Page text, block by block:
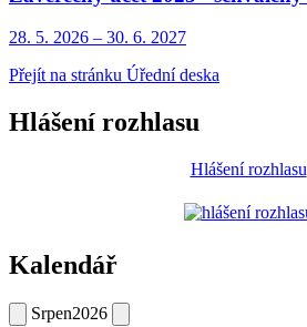
28. 5. 2026 – 30. 6. 2027
Přejít na stránku Úřední deska
Hlášení rozhlasu
Hlášení rozhlasu
Kalendář
Srpen2026